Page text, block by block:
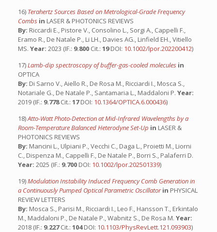
16) Terahertz Sources Based on Metrological-Grade Frequency
Combs in LASER & PHOTONICS REVIEWS
By: Riccardi E., Pistore V., Consolino L., Sorgi A., Cappelli F.,
Eramo R., De Natale P., Li LH., Davies AG., Linfield EH., Vitiello
MS. Year: 2023 (IF.: 9.800 Cit.: 19DOI: 10.1002/lpor.202200412)
17)Lamb-dip spectroscopy of buffer-gas-cooled molecules in
OPTICA
By: Di Sarno V., Aiello R., De Rosa M., Ricciardi I., Mosca S.,
Notariale G., De Natale P., Santamaria L., Maddaloni P. Year:
2019 (IF.: 9.778Cit.: 17DOI: 10.1364/OPTICA.6.000436)
18)Atto-Watt Photo-Detection at Mid-Infrared Wavelengths by a
Room-Temperature Balanced Heterodyne Set-Up in LASER &
PHOTONICS REVIEWS
By: Mancini L., Ulpiani P., Vecchi C., Daga L., Proietti M., Liorni
C., Dispenza M., Cappelli F., De Natale P., Borri S., Palaferri D.
Year: 2025 (IF.: 9.700 DOI: 10.1002/lpor.202501339)
19)Modulation Instability Induced Frequency Comb Generation in
a Continuously Pumped Optical Parametric Oscillatorin PHYSICAL
REVIEW LETTERS
By: Mosca S., Parisi M., Ricciardi I., Leo F., Hansson T., Erkintalo
M., Maddaloni P., De Natale P., Wabnitz S., De Rosa M. Year:
2018 (IF.: 9.227Cit.: 104DOI: 10.1103/PhysRevLett.121.093903)